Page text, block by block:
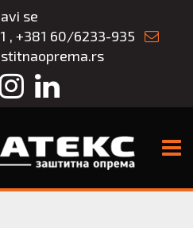
se
, +381 60/6233-935
Instagram
LinkedIn